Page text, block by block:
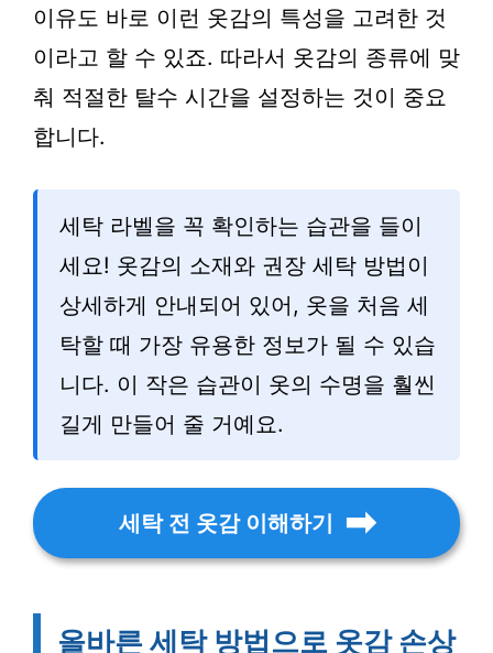
이유도 바로 이런 옷감의 특성을 고려한 것
이라고 할 수 있죠. 따라서 옷감의 종류에 맞
춰 적절한 탈수 시간을 설정하는 것이 중요
합니다.
세탁 라벨을 꼭 확인하는 습관을 들이
세요! 옷감의 소재와 권장 세탁 방법이
상세하게 안내되어 있어, 옷을 처음 세
탁할 때 가장 유용한 정보가 될 수 있습
니다. 이 작은 습관이 옷의 수명을 훨씬
길게 만들어 줄 거예요.
세탁 전 옷감 이해하기
올바른 세탁 방법으로 옷감 손상